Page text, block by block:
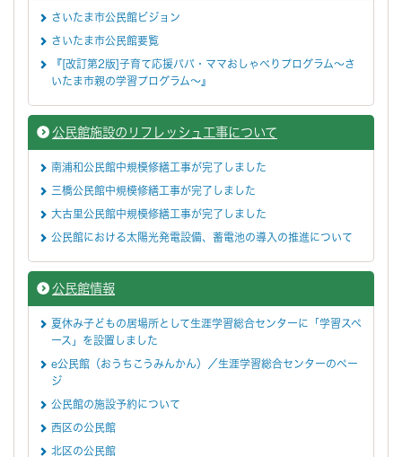
さいたま市公民館ビジョン
さいたま市公民館要覧
『[改訂第2版]子育て応援パパ・ママおしゃべりプログラム～さ
いたま市親の学習プログラム～』
公民館施設のリフレッシュ工事について
南浦和公民館中規模修繕工事が完了しました
三橋公民館中規模修繕工事が完了しました
大古里公民館中規模修繕工事が完了しました
公民館における太陽光発電設備、蓄電池の導入の推進について
公民館情報
夏休み子どもの居場所として生涯学習総合センターに「学習スペ
ース」を設置しました
e公民館（おうちこうみんかん）／生涯学習総合センターのペー
ジ
公民館の施設予約について
西区の公民館
北区の公民館